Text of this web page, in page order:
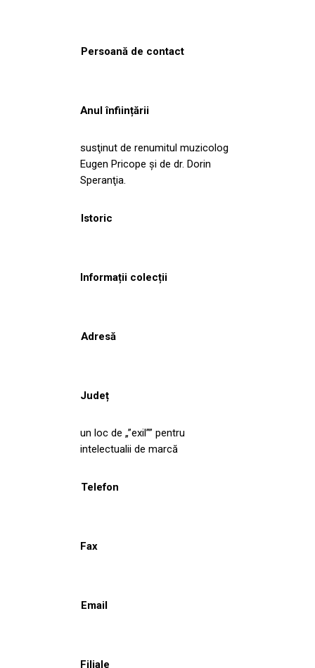
Persoană de contact
Anul înființării
susţinut de renumitul muzicolog
Eugen Pricope şi de dr. Dorin
Speranţia.
Istoric
Informații colecții
Adresă
Județ
un loc de „”exil”” pentru
intelectualii de marcă
Telefon
Fax
Email
Filiale